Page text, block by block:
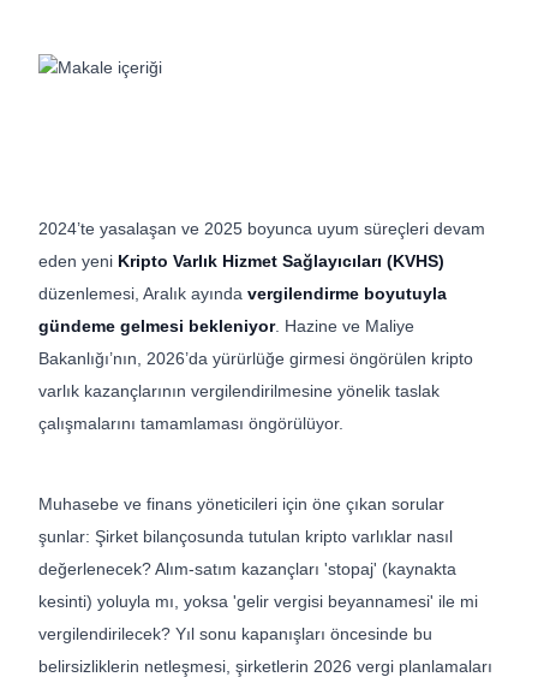
2024’te yasalaşan ve 2025 boyunca uyum süreçleri devam
eden yeni Kripto Varlık Hizmet Sağlayıcıları (KVHS)
düzenlemesi, Aralık ayında vergilendirme boyutuyla
gündeme gelmesi bekleniyor. Hazine ve Maliye
Bakanlığı’nın, 2026’da yürürlüğe girmesi öngörülen kripto
varlık kazançlarının vergilendirilmesine yönelik taslak
çalışmalarını tamamlaması öngörülüyor.
Muhasebe ve finans yöneticileri için öne çıkan sorular
şunlar: Şirket bilançosunda tutulan kripto varlıklar nasıl
değerlenecek? Alım-satım kazançları 'stopaj' (kaynakta
kesinti) yoluyla mı, yoksa 'gelir vergisi beyannamesi' ile mi
vergilendirilecek? Yıl sonu kapanışları öncesinde bu
belirsizliklerin netleşmesi, şirketlerin 2026 vergi planlamaları